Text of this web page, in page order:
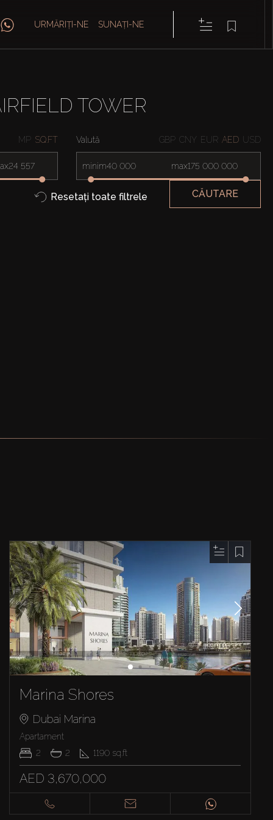
URMĂRIȚI-NE SUNAȚI-NE
TOWER
MP SQ.FT Valută GBP CNY EUR AED USD
minim max
Resetați toate filtrele CĂUTARE
Marina Shores
Dubai Marina
Apartament
2
2 1190 sq.ft
AED 3,670,000